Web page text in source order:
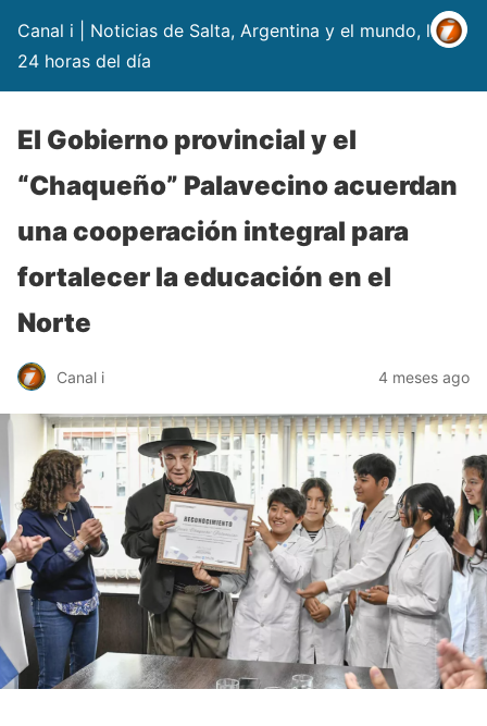
Canal i | Noticias de Salta, Argentina y el mundo, las
24 horas del día
El Gobierno provincial y el
“Chaqueño” Palavecino acuerdan
una cooperación integral para
fortalecer la educación en el
Norte
Canal i 4 meses ago